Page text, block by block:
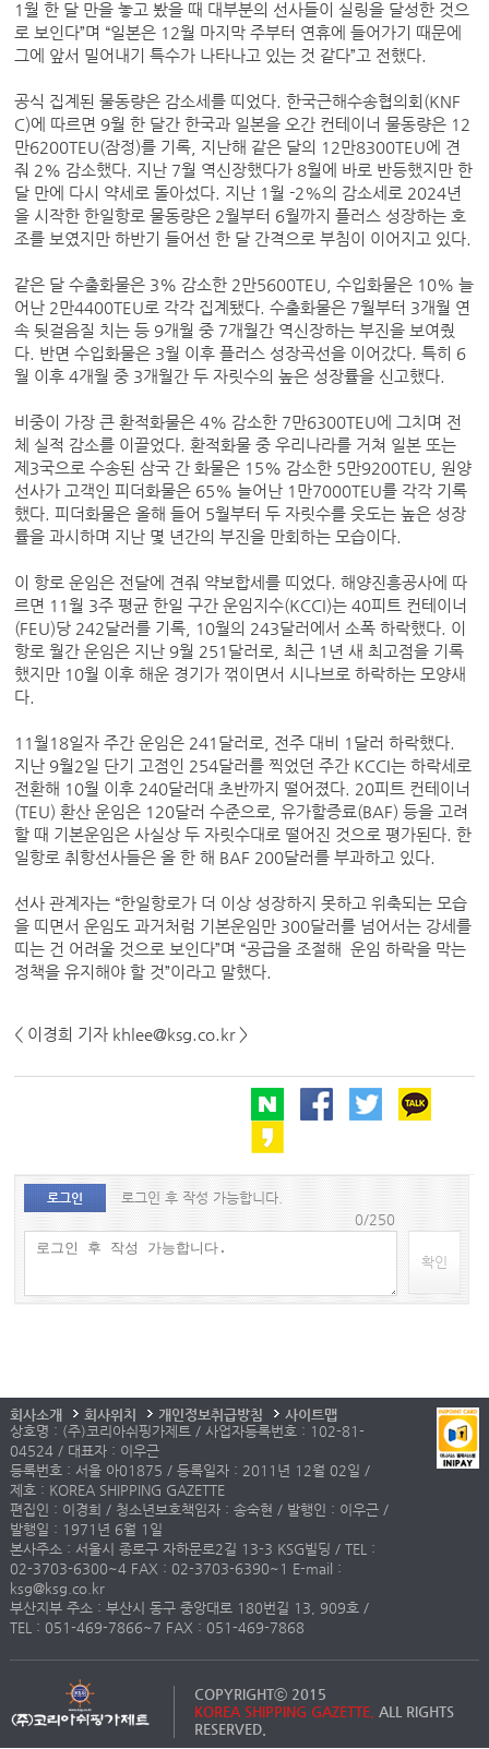
1월 한 달 만을 놓고 봤을 때 대부분의 선사들이 실링을 달성한 것으
로 보인다”며 “일본은 12월 마지막 주부터 연휴에 들어가기 때문에
그에 앞서 밀어내기 특수가 나타나고 있는 것 같다”고 전했다.
공식 집계된 물동량은 감소세를 띠었다. 한국근해수송협의회(KNF
C)에 따르면 9월 한 달간 한국과 일본을 오간 컨테이너 물동량은 12
만6200TEU(잠정)를 기록, 지난해 같은 달의 12만8300TEU에 견
줘 2% 감소했다. 지난 7월 역신장했다가 8월에 바로 반등했지만 한
달 만에 다시 약세로 돌아섰다. 지난 1월 -2%의 감소세로 2024년
을 시작한 한일항로 물동량은 2월부터 6월까지 플러스 성장하는 호
조를 보였지만 하반기 들어선 한 달 간격으로 부침이 이어지고 있다.
같은 달 수출화물은 3% 감소한 2만5600TEU, 수입화물은 10% 늘
어난 2만4400TEU로 각각 집계됐다. 수출화물은 7월부터 3개월 연
속 뒷걸음질 치는 등 9개월 중 7개월간 역신장하는 부진을 보여줬
다. 반면 수입화물은 3월 이후 플러스 성장곡선을 이어갔다. 특히 6
월 이후 4개월 중 3개월간 두 자릿수의 높은 성장률을 신고했다.
비중이 가장 큰 환적화물은 4% 감소한 7만6300TEU에 그치며 전
체 실적 감소를 이끌었다. 환적화물 중 우리나라를 거쳐 일본 또는
제3국으로 수송된 삼국 간 화물은 15% 감소한 5만9200TEU, 원양
선사가 고객인 피더화물은 65% 늘어난 1만7000TEU를 각각 기록
했다. 피더화물은 올해 들어 5월부터 두 자릿수를 웃도는 높은 성장
률을 과시하며 지난 몇 년간의 부진을 만회하는 모습이다.
이 항로 운임은 전달에 견줘 약보합세를 띠었다. 해양진흥공사에 따
르면 11월 3주 평균 한일 구간 운임지수(KCCI)는 40피트 컨테이너
(FEU)당 242달러를 기록, 10월의 243달러에서 소폭 하락했다. 이
항로 월간 운임은 지난 9월 251달러로, 최근 1년 새 최고점을 기록
했지만 10월 이후 해운 경기가 꺾이면서 시나브로 하락하는 모양새
다.
11월18일자 주간 운임은 241달러로, 전주 대비 1달러 하락했다.
지난 9월2일 단기 고점인 254달러를 찍었던 주간 KCCI는 하락세로
전환해 10월 이후 240달러대 초반까지 떨어졌다. 20피트 컨테이너
(TEU) 환산 운임은 120달러 수준으로, 유가할증료(BAF) 등을 고려
할 때 기본운임은 사실상 두 자릿수대로 떨어진 것으로 평가된다. 한
일항로 취항선사들은 올 한 해 BAF 200달러를 부과하고 있다.
선사 관계자는 “한일항로가 더 이상 성장하지 못하고 위축되는 모습
을 띠면서 운임도 과거처럼 기본운임만 300달러를 넘어서는 강세를
띠는 건 어려울 것으로 보인다”며 “공급을 조절해 운임 하락을 막는
정책을 유지해야 할 것”이라고 말했다.
< 이경희 기자 khlee@ksg.co.kr >
로그인
로그인 후 작성 가능합니다.
0/250
확인
회사소개 회사위치 개인정보취급방침
사이트맵
상호명 : (주)코리아쉬핑가제트 / 사업자등록번호 : 102-81-
04524 / 대표자 : 이우근
등록번호 : 서울 아01875 / 등록일자 : 2011년 12월 02일 /
제호 : KOREA SHIPPING GAZETTE
편집인 : 이경희 / 청소년보호책임자 : 송숙현 / 발행인 : 이우근 /
발행일 : 1971년 6월 1일
본사주소 : 서울시 종로구 자하문로2길 13-3 KSG빌딩 / TEL :
02-3703-6300~4 FAX : 02-3703-6390~1 E-mail :
ksg@ksg.co.kr
부산지부 주소 : 부산시 동구 중앙대로 180번길 13, 909호 /
TEL : 051-469-7866~7 FAX : 051-469-7868
COPYRIGHTⓒ 2015
KOREA SHIPPING GAZETTE. ALL RIGHTS
RESERVED.